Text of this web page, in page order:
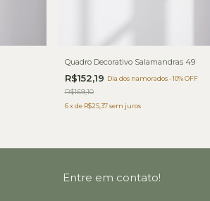
Quadro Decorativo Salamandras 49
R$152,19 Dia dos namorados - 10% OFF
R$169,10
6 xde R$25,37 sem juros
Entre em contato!